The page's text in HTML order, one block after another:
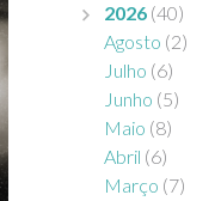
2026 (40)
Agosto (2)
Julho (6)
Junho (5)
Maio (8)
Abril (6)
Março (7)